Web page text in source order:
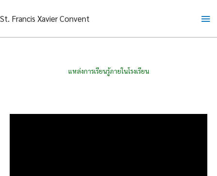
to
St. Francis Xavier Convent
แหล่งการเรียนรู้ภายในโรงเรียน